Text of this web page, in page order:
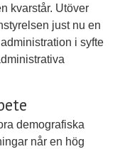
kvarstår. Utöver
just nu en
i syfte
demografiska
når en hög